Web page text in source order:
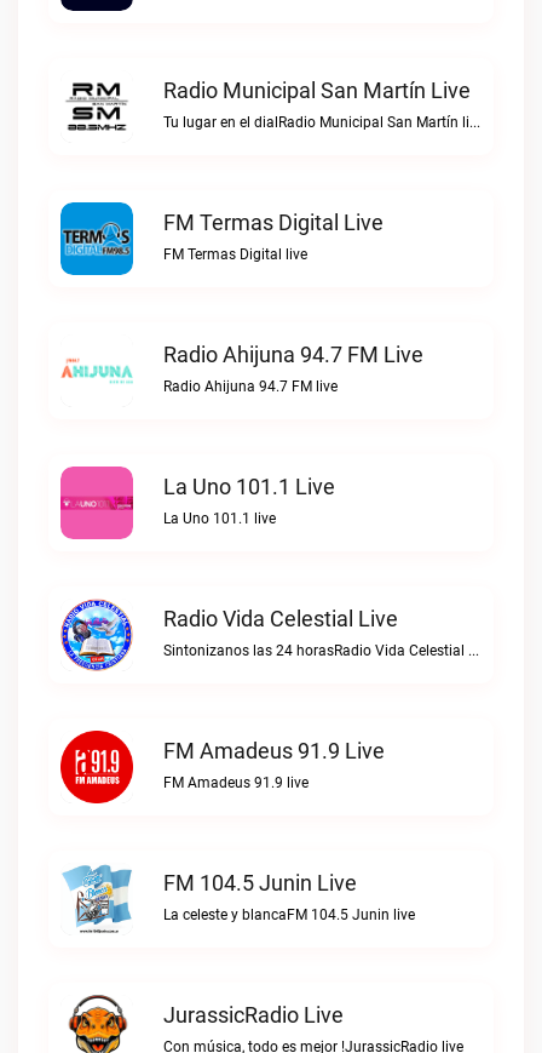
Radio Municipal San Martín Live
Tu lugar en el dialRadio Municipal San Martín live
FM Termas Digital Live
FM Termas Digital live
Radio Ahijuna 94.7 FM Live
Radio Ahijuna 94.7 FM live
La Uno 101.1 Live
La Uno 101.1 live
Radio Vida Celestial Live
Sintonizanos las 24 horasRadio Vida Celestial live
FM Amadeus 91.9 Live
FM Amadeus 91.9 live
FM 104.5 Junin Live
La celeste y blancaFM 104.5 Junin live
JurassicRadio Live
Con música, todo es mejor !JurassicRadio live